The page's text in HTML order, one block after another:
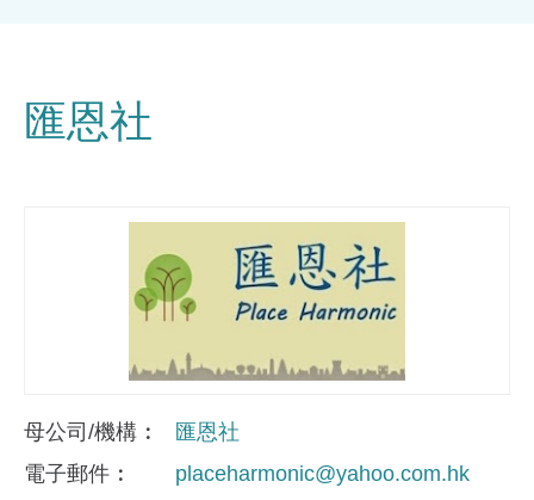
匯恩社
母公司/機構
匯恩社
電子郵件
placeharmonic@yahoo.com.hk